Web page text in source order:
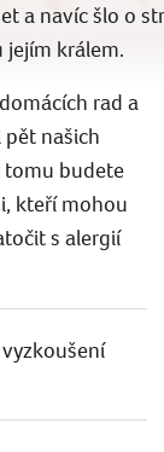
a navíc šlo o
jejím králem.
rad a
našich
tomu budete
kteří mohou
s alergií